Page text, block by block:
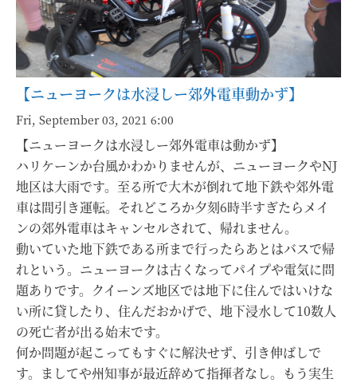
【ニューヨークは水浸しー郊外電車動かず】
Fri, September 03, 2021 6:00
【ニューヨークは水浸しー郊外電車は動かず】
ハリケーンか台風かわかりませんが、ニューヨークやNJ
地区は大雨です。至る所で大木が倒れて地下鉄や郊外電
車は間引き運転。それどころか夕刻6時半すぎたらメイ
ンの郊外電車はキャンセルされて、帰れません。
動いていた地下鉄である所まで行ったらあとはバスで帰
れという。ニューヨークは古くなってパイプや電気に問
題ありです。クイーンズ地区では地下に住んではいけな
い所に貸したり、住んだおかげで、地下浸水して10数人
の死亡者が出る始末です。
何か問題が起こってもすぐに解決せず、引き伸ばしで
す。ましてや州知事が最近辞めて指揮者なし。もう実生